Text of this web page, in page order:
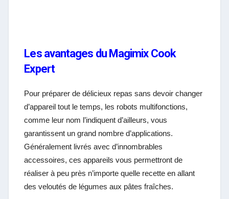
Les avantages du Magimix Cook
Expert
Pour préparer de délicieux repas sans devoir changer
d’appareil tout le temps, les robots multifonctions,
comme leur nom l’indiquent d’ailleurs, vous
garantissent un grand nombre d’applications.
Généralement livrés avec d’innombrables
accessoires, ces appareils vous permettront de
réaliser à peu près n’importe quelle recette en allant
des veloutés de légumes aux pâtes fraîches.